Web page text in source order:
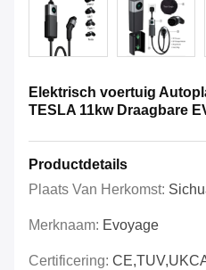
Elektrisch voertuig
TESLA 11kw Draagbare
Productdetails
Plaats Van Herkomst:
Merknaam: Evoyage
Certificering: